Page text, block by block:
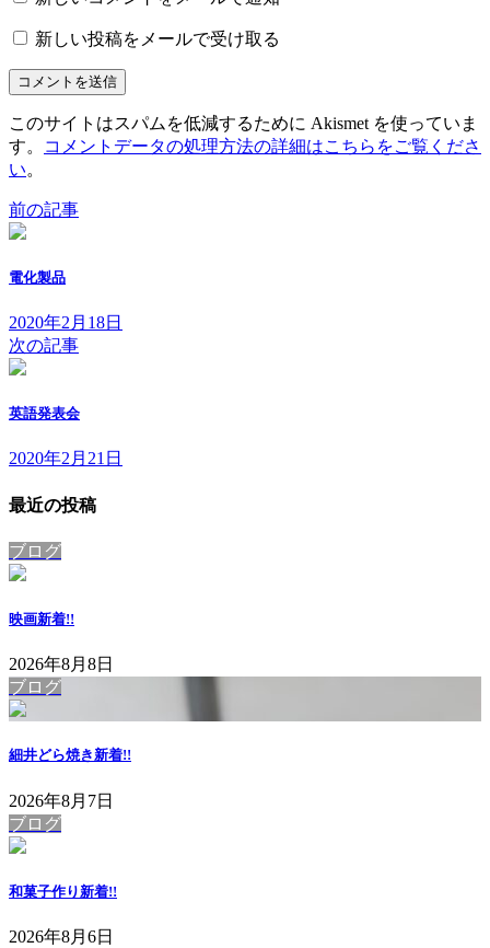
新しい投稿をメールで受け取る
このサイトはスパムを低減するために Akismet を使っていま
す。
コメントデータの処理方法の詳細はこちらをご覧くださ
い。
前の記事
電化製品
2020年2月18日
次の記事
英語発表会
2020年2月21日
最近の投稿
ブログ
映画新着!!
2026年8月8日
ブログ
細井どら焼き新着!!
2026年8月7日
ブログ
和菓子作り新着!!
2026年8月6日